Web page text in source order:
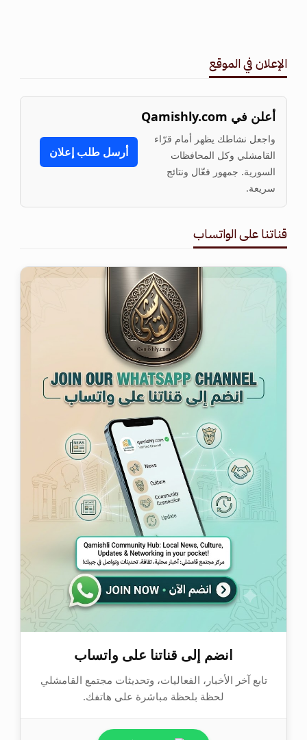
الإعلان في الموقع
أعلن في Qamishly.com
واجعل نشاطك يظهر أمام قرّاء
القامشلي وكل المحافظات
السورية. جمهور فعّال ونتائج
سريعة.
أرسل طلب إعلان
قناتنا على الواتساب
انضم إلى قناتنا على واتساب
تابع آخر الأخبار، الفعاليات، وتحديثات مجتمع القامشلي
لحظة بلحظة مباشرة على هاتفك.